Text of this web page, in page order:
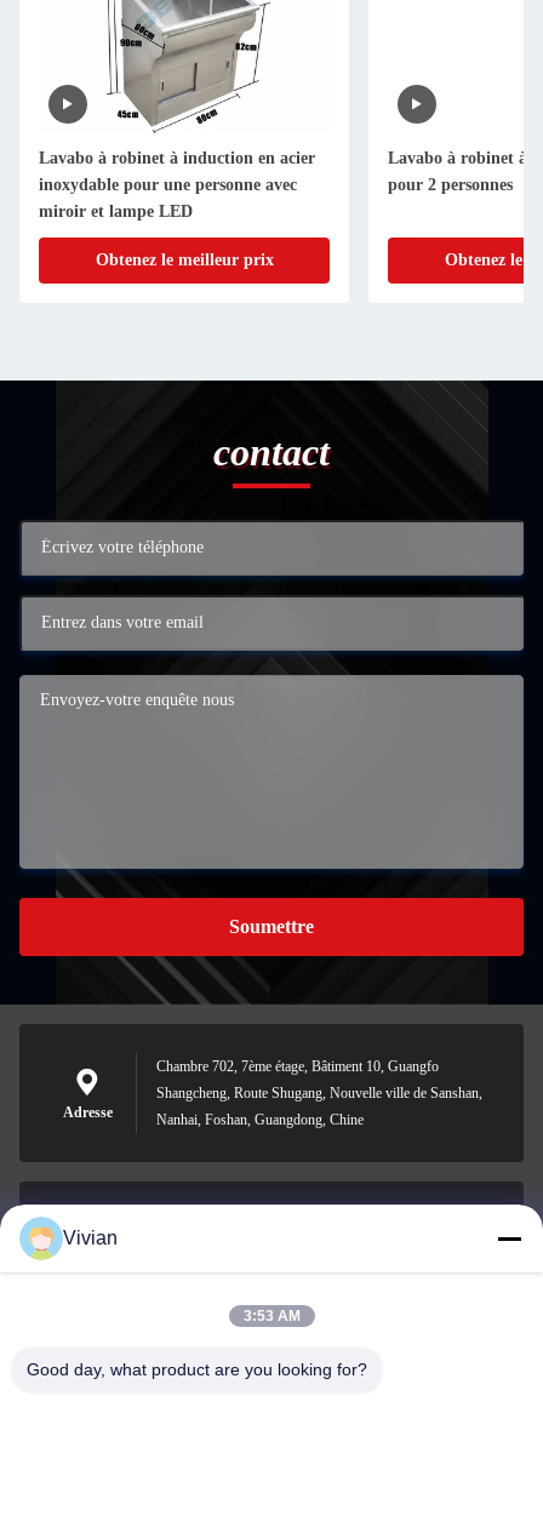
Lavabo à robinet à induction en acier
inoxydable pour une personne avec
miroir et lampe LED
Obtenez le meilleur prix
Lavabo à robinet à
pour 2 personnes
Obtenez le
contact
Soumettre
Adresse
Chambre 702, 7ème étage, Bâtiment 10, Guangfo
Shangcheng, Route Shugang, Nouvelle ville de Sanshan,
Nanhai, Foshan, Guangdong, Chine
0086-158-1879-0524
Vivian
3:53 AM
Good day, what product are you looking for?